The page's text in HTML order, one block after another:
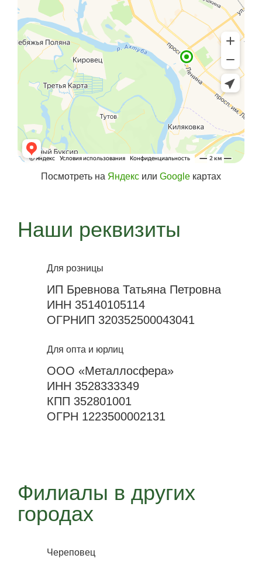
Посмотреть на Яндекс или Google картах
Наши реквизиты
Для розницы
ИП Бревнова Татьяна Петровна
ИНН 35140105114
ОГРНИП 320352500043041
Для опта и юрлиц
ООО «Металлосфера»
ИНН 3528333349
КПП 352801001
ОГРН 1223500002131
Филиалы в других
городах
Череповец